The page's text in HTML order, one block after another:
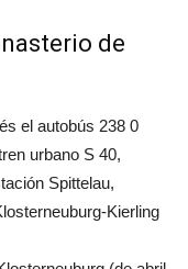
de
el autobús 238 0
urbano S 40,
Spittelau,
Kierling